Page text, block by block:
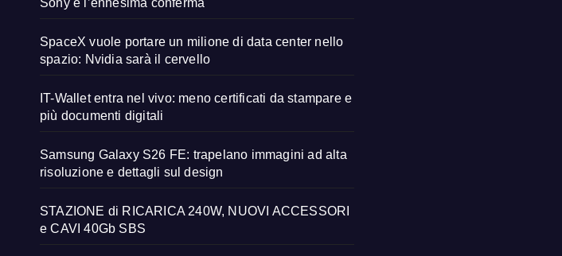
Sony è l’ennesima conferma
SpaceX vuole portare un milione di data center nello
spazio: Nvidia sarà il cervello
IT-Wallet entra nel vivo: meno certificati da stampare e
più documenti digitali
Samsung Galaxy S26 FE: trapelano immagini ad alta
risoluzione e dettagli sul design
STAZIONE di RICARICA 240W, NUOVI ACCESSORI
e CAVI 40Gb SBS